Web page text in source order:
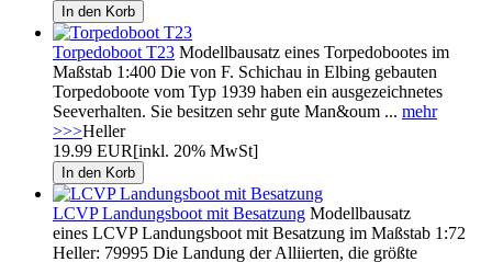
Torpedoboot T23 Modellbausatz eines Torpedobootes im
Maßstab 1:400 Die von F. Schichau in Elbing gebauten
Torpedoboote vom Typ 1939 haben ein ausgezeichnetes
Seeverhalten. Sie besitzen sehr gute Man&oum ... mehr
>>>Heller
19.99 EUR[inkl. 20% MwSt]
LCVP Landungsboot mit Besatzung Modellbausatz
eines LCVP Landungsboot mit Besatzung im Maßstab 1:72
Heller: 79995 Die Landung der Alliierten, die größte